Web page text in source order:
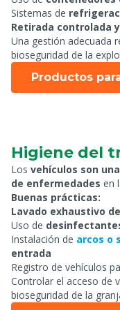
Sistemas de
Retirada controlada
Una gestión adecuada
bioseguridad de la
Productos
Higiene del
Los vehículos son
de enfermedades en
Buenas prácticas:
Lavado exhaustivo
Uso de
Instalación de arcos o
entrada
Registro de vehículos
Controlar el acceso de
bioseguridad de la